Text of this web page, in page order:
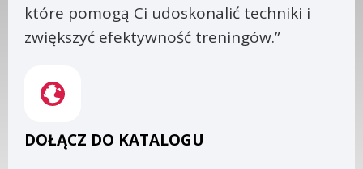
które pomogą Ci udoskonalić techniki i
zwiększyć efektywność treningów.”
DOŁĄCZ DO KATALOGU